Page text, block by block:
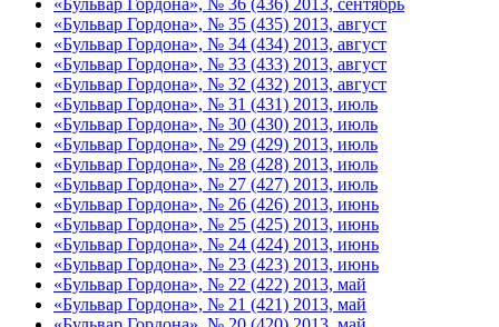
«Бульвар Гордона», № 35 (435) 2013, август
«Бульвар Гордона», № 34 (434) 2013, август
«Бульвар Гордона», № 33 (433) 2013, август
«Бульвар Гордона», № 32 (432) 2013, август
«Бульвар Гордона», № 31 (431) 2013, июль
«Бульвар Гордона», № 30 (430) 2013, июль
«Бульвар Гордона», № 29 (429) 2013, июль
«Бульвар Гордона», № 28 (428) 2013, июль
«Бульвар Гордона», № 27 (427) 2013, июль
«Бульвар Гордона», № 26 (426) 2013, июнь
«Бульвар Гордона», № 25 (425) 2013, июнь
«Бульвар Гордона», № 24 (424) 2013, июнь
«Бульвар Гордона», № 23 (423) 2013, июнь
«Бульвар Гордона», № 22 (422) 2013, май
«Бульвар Гордона», № 21 (421) 2013, май